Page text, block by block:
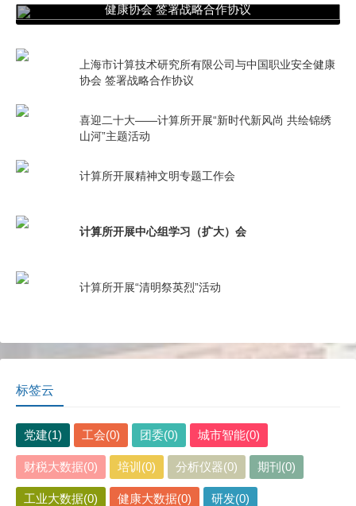
健康协会 签署战略合作协议
上海市计算技术研究所有限公司与中国职业安全健康
协会 签署战略合作协议
喜迎二十大——计算所开展“新时代新风尚 共绘锦绣
山河”主题活动
计算所开展精神文明专题工作会
计算所开展中心组学习（扩大）会
计算所开展“清明祭英烈”活动
标签云
党建(1) 工会(0) 团委(0) 城市智能(0)
财税大数据(0) 培训(0) 分析仪器(0) 期刊(0)
工业大数据(0) 健康大数据(0) 研发(0)